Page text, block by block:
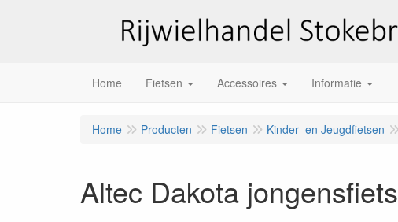
Home Fietsen Accessoires Informatie
Home Producten Fietsen Kinder- en Jeugdfietsen
Altec Dakota jongensfiets